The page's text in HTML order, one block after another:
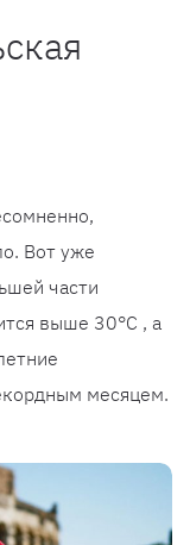
Вот уже
части
выше 30°C , а
месяцем.